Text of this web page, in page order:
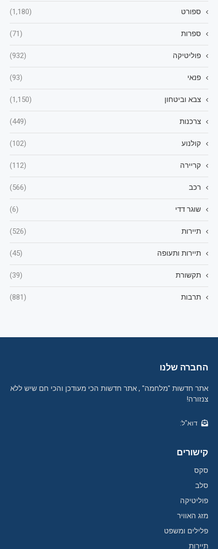
ספורט (1,180)
ספרות (71)
פוליטיקה (932)
פנאי (93)
צבא וביטחון (1,150)
צרכנות (449)
קולנוע (102)
קריירה (112)
רכב (566)
שוגר דדי (6)
תיירות (526)
תיירות ותעופה (45)
תקשורת (39)
תרבות (881)
החברה שלנו
אתר חדשות "מלחמה" , אתר חדשות הכי מעודכן והכי חם שיש ללא
צנזורה!
דוא"ל:
קישורים
סקס
סלב
פוליטיקה
מזג האוויר
פלילים ומשפט
תיירות